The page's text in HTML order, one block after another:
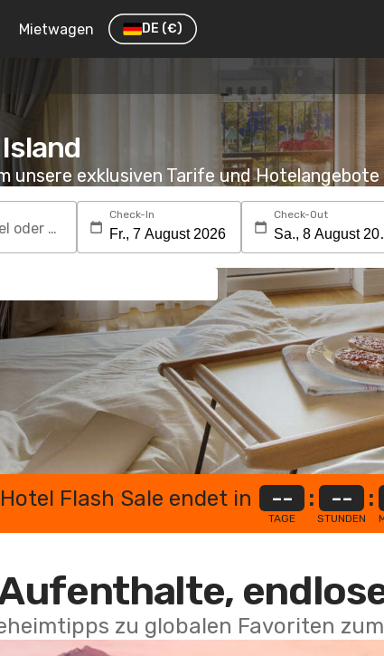
Mietwagen DE (€)
unsere exklusiven Tarife und
Suchen Sie nach einem Reiseziel oder Hotel
Check-In Check-Out
Hotel Flash Sale endet in --
TAGE
: --
STUNDEN
:
zu globalen Favoriten